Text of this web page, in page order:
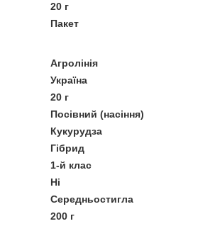
20 г
Пакет
Агролінія
Україна
20 г
Посівний (насіння)
Кукурудза
Гібрид
1-й клас
Ні
Середньостигла
200 г